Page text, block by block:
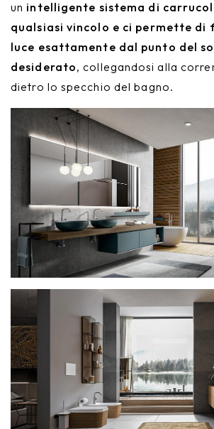
un intelligente sistema di
qualsiasi vincolo e ci permette di
luce esattamente dal punto del
desiderato, collegandosi alla
dietro lo specchio del bagno.